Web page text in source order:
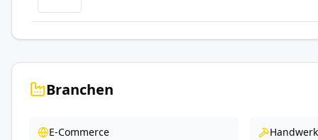
Branchen
E-Commerce Handwerk